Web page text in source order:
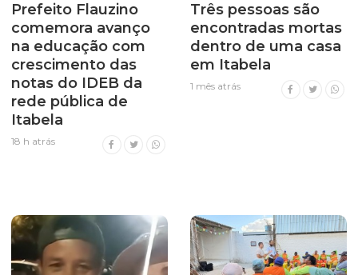
Prefeito Flauzino
comemora avanço
na educação com
crescimento das
notas do IDEB da
rede pública de
Itabela
18 h atrás
Três pessoas são
encontradas mortas
dentro de uma casa
em Itabela
1 mês atrás